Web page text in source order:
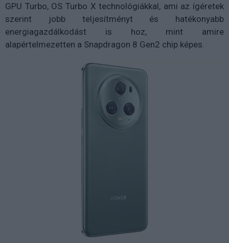
GPU Turbo, OS Turbo X technológiákkal, ami az ígéretek
szerint jobb teljesítményt és hatékonyabb
energiagazdálkodást is hoz, mint amire
alapértelmezetten a Snapdragon 8 Gen2 chip képes.